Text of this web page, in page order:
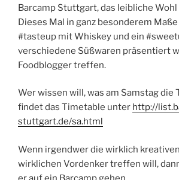
Barcamp Stuttgart, das leibliche Wohl
Dieses Mal in ganz besonderem
#tasteup mit Whiskey und ein
verschiedene Süßwaren präsentiert
Foodblogger treffen.
Wer wissen will, was am Samstag die
findet das Timetable unter http://
stuttgart.de/sa.html
Wenn irgendwer die wirklich
wirklichen Vordenker treffen will,